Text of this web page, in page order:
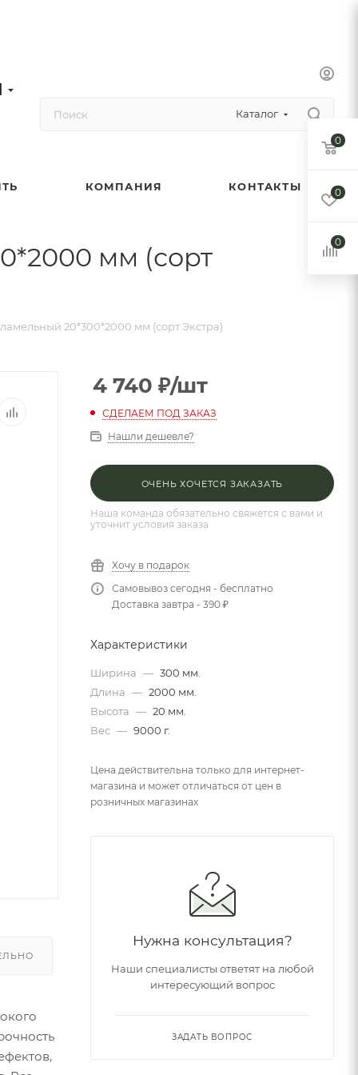
Каталог
КОМПАНИЯ КОНТАКТЫ
мм (сорт
20*300*2000 мм (сорт Экстра)
4 740 ₽/шт
СДЕЛАЕМ ПОД ЗАКАЗ
Нашли дешевле?
ОЧЕНЬ ХОЧЕТСЯ ЗАКАЗАТЬ
Наша команда обязательно свяжется с вами и
уточнит условия заказа
Хочу в подарок
Самовывоз сегодня - бесплатно
Доставка завтра - 390 ₽
Характеристики
Ширина — 300 мм.
Длина — 2000 мм.
Высота — 20 мм.
Вес — 9000 г.
Цена действительна только для интернет-
магазина и может отличаться от цен в
розничных магазинах
Нужна консультация?
Наши специалисты ответят на любой
интересующий вопрос
ЗАДАТЬ ВОПРОС
0
0
0